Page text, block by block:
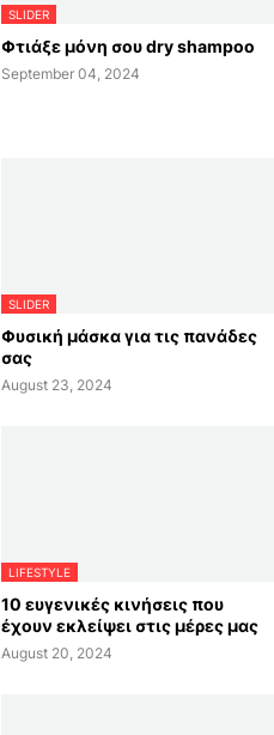
SLIDER
Φτιάξε μόνη σου dry shampoo
September 04, 2024
SLIDER
Φυσική μάσκα για τις πανάδες
σας
August 23, 2024
LIFESTYLE
10 ευγενικές κινήσεις που
έχουν εκλείψει στις μέρες μας
August 20, 2024